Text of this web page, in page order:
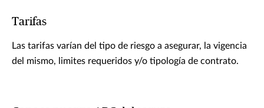
Tarifas
Las tarifas varían del tipo de riesgo a asegurar, la vigencia
del mismo, limites requeridos y/o tipología de contrato.